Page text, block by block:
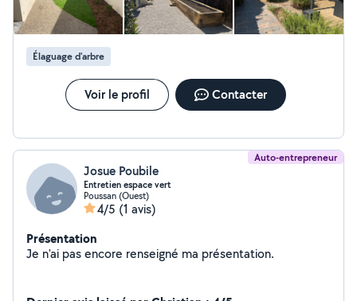
Élaguage d'arbre
Voir le profil Contacter
Auto-entrepreneur
Josue Poubile
Entretien espace vert
Poussan (Ouest)
4/5 (1 avis)
Présentation
Je n'ai pas encore renseigné ma présentation.